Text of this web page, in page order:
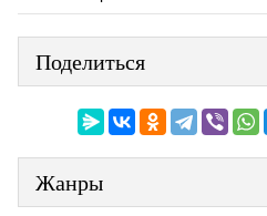
Поделиться
Жанры